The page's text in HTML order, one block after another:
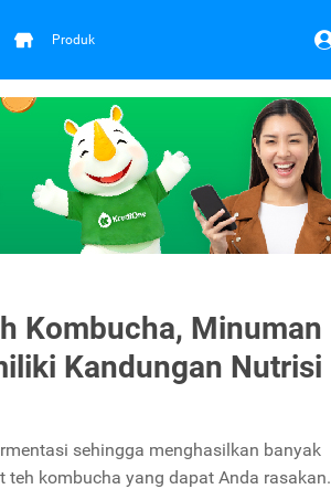
Produk
Kombucha, Minuman
Kandungan Nutrisi
sehingga menghasilkan banyak
kombucha yang dapat Anda rasakan.